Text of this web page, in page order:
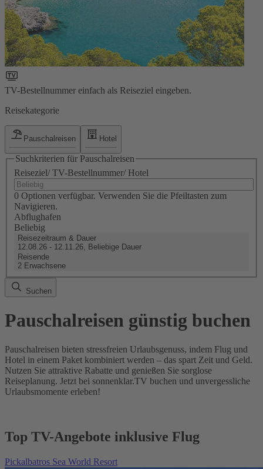
TV-Bestellnummer einfach als Reiseziel eingeben.
Reisekategorie
Pauschalreisen Hotel
Suchkriterien für Pauschalreisen
Reiseziel/ TV-Bestellnummer/ Hotel
0 Optionen verfügbar. Verwenden Sie die Pfeiltasten zum
Navigieren.
Abflughafen
Beliebig
Reisezeitraum & Dauer
12.08.26 - 12.11.26, Beliebige Dauer
Reisende
2 Erwachsene
Suchen
Pauschalreisen günstig buchen
Pauschalreisen bieten stressfreien Urlaubsgenuss, indem Flug und
Hotel in einem Paket kombiniert werden – das spart Zeit und Geld.
Nutzen Sie attraktive Rabatte und genießen Sie sorglose
Reiseplanung. Jetzt bei sonnenklar.TV buchen und unvergessliche
Urlaubsmomente erleben!
Top TV-Angebote inklusive Flug
Pickalbatros Sea World Resort